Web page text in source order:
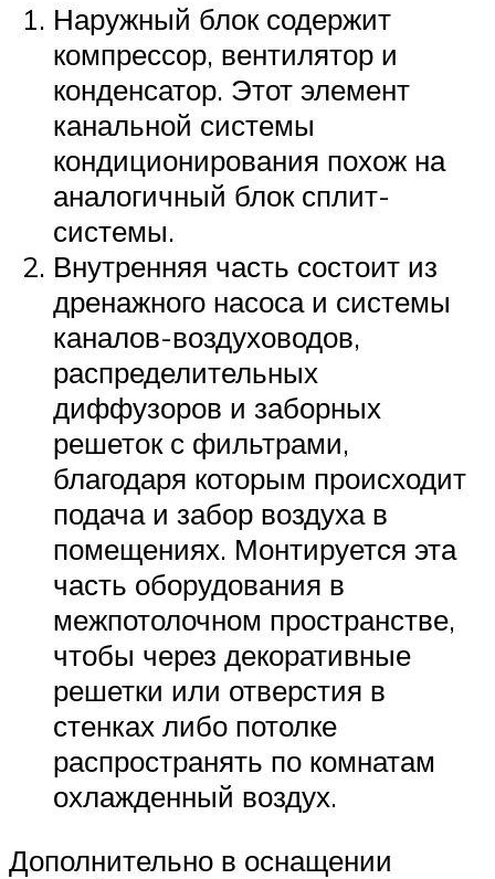
Наружный блок содержит
компрессор, вентилятор и
конденсатор. Этот элемент
канальной системы
кондиционирования похож на
аналогичный блок сплит-
системы.
Внутренняя часть состоит из
дренажного насоса и системы
каналов-воздуховодов,
распределительных
диффузоров и заборных
решеток с фильтрами,
благодаря которым происходит
подача и забор воздуха в
помещениях. Монтируется эта
часть оборудования в
межпотолочном пространстве,
чтобы через декоративные
решетки или отверстия в
стенках либо потолке
распространять по комнатам
охлажденный воздух.
Дополнительно в оснащении